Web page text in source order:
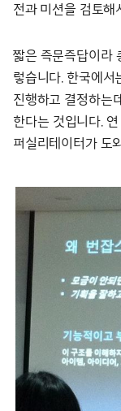
전과 미션을 검토해
짧은 즉문즉답이라
렇습니다. 한국에서
진행하고 결정하는
한다는 것입니다.
퍼실리테이터가 도